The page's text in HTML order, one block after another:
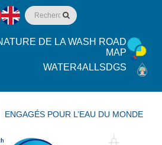
DE LA WASH ROAD
MAP
WATER4ALLSDGS
ENGAGÉS POUR L’EAU DU MONDE